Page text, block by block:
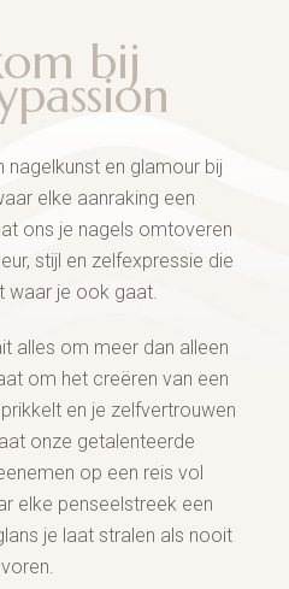
bij
nagelkunst en glamour bij
elke aanraking een
ons je nagels omtoveren
stijl en zelfexpressie die
waar je ook gaat.
alles om meer dan alleen
om het creëren van een
en je zelfvertrouwen
onze getalenteerde
op een reis vol
elke penseelstreek een
je laat stralen als nooit